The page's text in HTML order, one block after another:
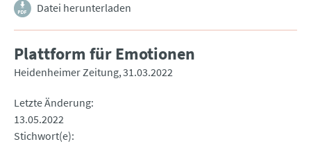
Datei herunterladen
Plattform für Emotionen
Heidenheimer Zeitung 31.03.2022
Letzte Änderung
13.05.2022
Stichwort(e)